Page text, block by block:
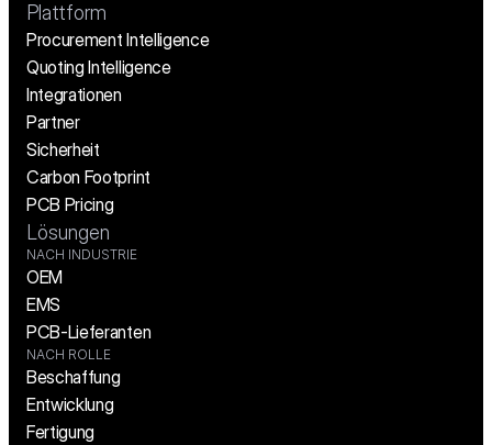
Plattform
Procurement Intelligence
Quoting Intelligence
Integrationen
Partner
Sicherheit
Carbon Footprint
PCB Pricing
Lösungen
NACH INDUSTRIE
OEM
EMS
PCB-Lieferanten
NACH ROLLE
Beschaffung
Entwicklung
Fertigung